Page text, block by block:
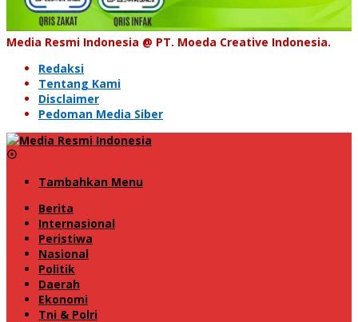
Media Resmi Indonesia @ PT. Moeda Creative Indonesia.
Redaksi
Tentang Kami
Disclaimer
Pedoman Media Siber
Tambahkan Menu
Berita
Internasional
Peristiwa
Nasional
Politik
Daerah
Ekonomi
Tni & Polri